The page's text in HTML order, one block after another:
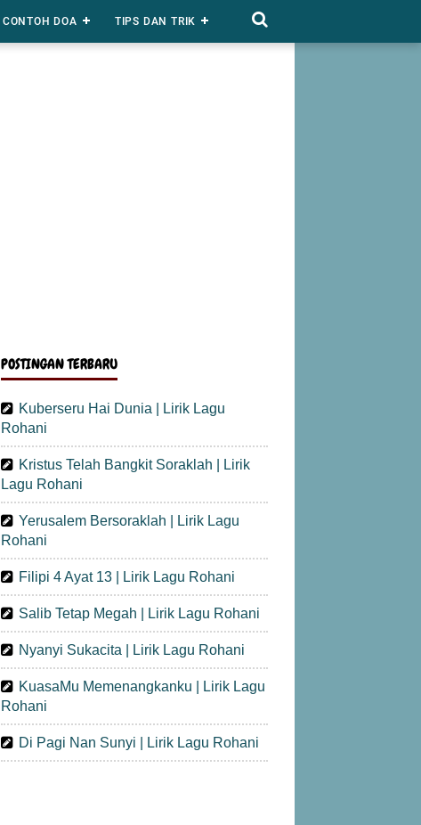
CONTOH DOA TIPS DAN TRIK
POSTINGAN TERBARU
Kuberseru Hai Dunia | Lirik Lagu
Rohani
Kristus Telah Bangkit Soraklah | Lirik
Lagu Rohani
Yerusalem Bersoraklah | Lirik Lagu
Rohani
Filipi 4 Ayat 13 | Lirik Lagu Rohani
Salib Tetap Megah | Lirik Lagu Rohani
Nyanyi Sukacita | Lirik Lagu Rohani
KuasaMu Memenangkanku | Lirik Lagu
Rohani
Di Pagi Nan Sunyi | Lirik Lagu Rohani